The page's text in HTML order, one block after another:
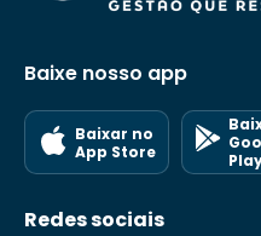
Baixe nosso app
Baixar no
App Store
Redes sociais